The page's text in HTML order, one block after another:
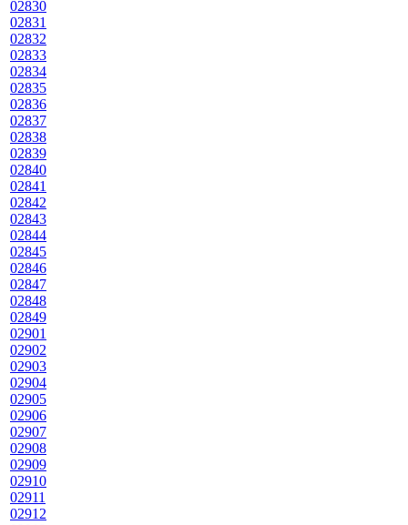
02830
02831
02832
02833
02834
02835
02836
02837
02838
02839
02840
02841
02842
02843
02844
02845
02846
02847
02848
02849
02901
02902
02903
02904
02905
02906
02907
02908
02909
02910
02911
02912